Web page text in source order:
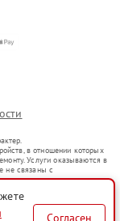
в отношении которых
Услуги оказываются в
не связаны с
оборот в соответствии
услуг или введения
услугах по
Согласен